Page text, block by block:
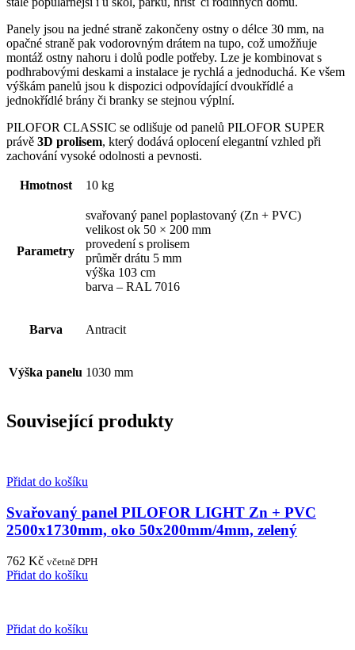
Panely jsou na jedné straně zakončeny ostny o délce 30 mm, na
opačné straně pak vodorovným drátem na tupo, což umožňuje
montáž ostny nahoru i dolů podle potřeby. Lze je kombinovat s
podhrabovými deskami a instalace je rychlá a jednoduchá. Ke všem
výškám panelů jsou k dispozici odpovídající dvoukřídlé a
jednokřídlé brány či branky se stejnou výplní.
PILOFOR CLASSIC se odlišuje od panelů PILOFOR SUPER
právě 3D prolisem, který dodává oplocení elegantní vzhled při
zachování vysoké odolnosti a pevnosti.
Hmotnost 10 kg
Parametry
svařovaný panel poplastovaný (Zn + PVC)
velikost ok 50 × 200 mm
provedení s prolisem
průměr drátu 5 mm
výška 103 cm
barva – RAL 7016
Barva Antracit
Výška panelu 1030 mm
Související produkty
Přidat do košíku
Svařovaný panel PILOFOR LIGHT Zn + PVC
2500x1730mm, oko 50x200mm/4mm, zelený
762 Kč včetně DPH
Přidat do košíku
Přidat do košíku